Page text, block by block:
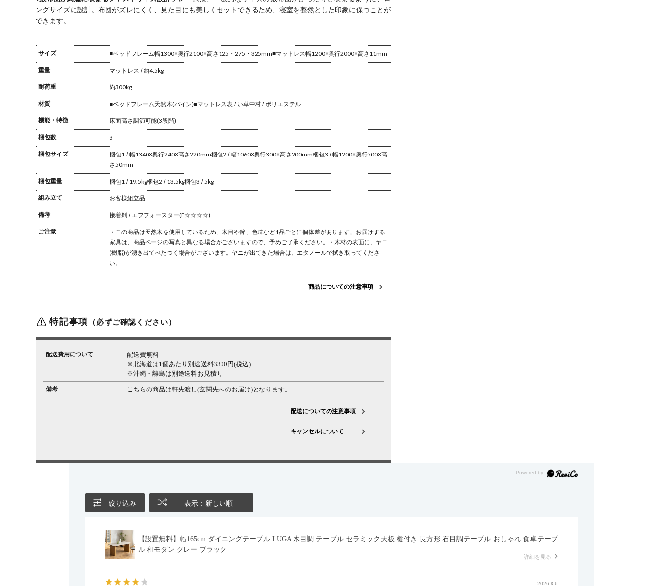
ングサイズに設計。布団がズレにくく、見た目にも美しくセットできるため、寝室を整然とした印象に保つことが
できます。
サイズ ■ベッドフレーム幅1300×奥行2100×高さ125・275・325mm■マットレス幅1200×奥行2000×高さ11mm
重量 マットレス / 約4.5kg
耐荷重 約300kg
材質 ■ベッドフレーム天然木(パイン)■マットレス表 / い草中材 / ポリエステル
機能・特徴 床面高さ調節可能(3段階)
梱包数 3
梱包サイズ 梱包1 / 幅1340×奥行240×高さ220mm梱包2 / 幅1060×奥行300×高さ200mm梱包3 / 幅1200×奥行500×高
さ50mm
梱包重量 梱包1 / 19.5kg梱包2 / 13.5kg梱包3 / 5kg
組み立て お客様組立品
備考 接着剤 / エフフォースター(F☆☆☆☆)
ご注意 ・この商品は天然木を使用しているため、木目や節、色味など1品ごとに個体差があります。 お届けする
家具は、商品ページの写真と異なる場合がございますので、予めご了承ください。
・木材の表面に、ヤニ
(樹脂)が湧き出てべたつく場合がございます。 ヤニが出てきた場合は、エタノールで拭き取ってくださ
い。
商品についての注意事項
特記事項 （必ずご確認ください）
配送費用について
配送費無料
※北海道は1個あたり別途送料3300円(税込)
※沖縄・離島は別途送料お見積り
備考 こちらの商品は軒先渡し(玄関先へのお届け)となります。
配送についての注意事項
キャンセルについて
絞り込み 表示：新しい順
【設置無料】幅165cm ダイニングテーブル LUGA 木目調 テーブル セラミック天板 棚付き 長方形 石目調テーブル おしゃれ 食卓テーブ
ル 和モダン グレー ブラック
詳細を見る
2026.8.6